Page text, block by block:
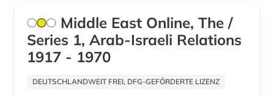
politische berichterstattung (1)
qatar (1)
quelle (3)
Middle East Online, The /
Series 1, Arab-Israeli Relations
1917 - 1970
DEUTSCHLANDWEIT FREI, DFG-GEFÖRDERTE LIZENZ